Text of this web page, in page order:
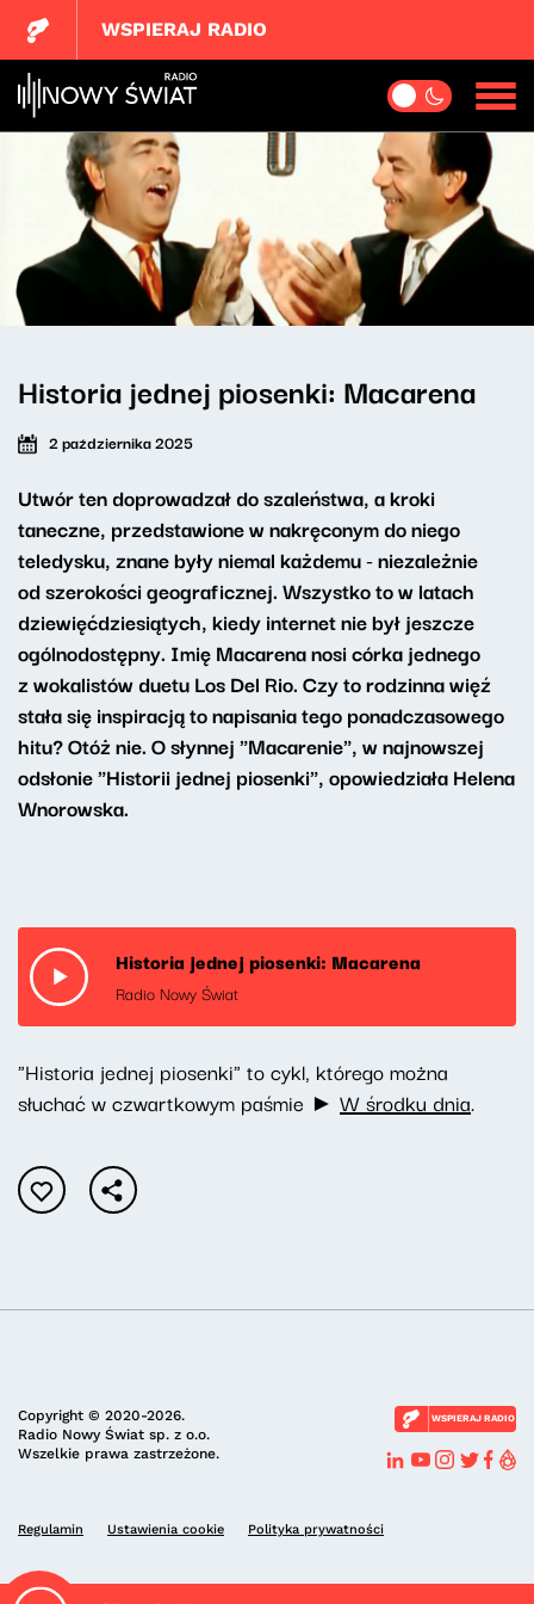
WSPIERAJ RADIO
Historia jednej piosenki: Macarena
2 października 2025
Utwór ten doprowadzał do szaleństwa, a kroki
taneczne, przedstawione w nakręconym do niego
teledysku, znane były niemal każdemu - niezależnie
od szerokości geograficznej. Wszystko to w latach
dziewięćdziesiątych, kiedy internet nie był jeszcze
ogólnodostępny. Imię Macarena nosi córka jednego
z wokalistów duetu Los Del Rio. Czy to rodzinna więź
stała się inspiracją to napisania tego ponadczasowego
hitu? Otóż nie. O słynnej "Macarenie", w najnowszej
odsłonie "Historii jednej piosenki", opowiedziała Helena
Wnorowska.
Historia jednej piosenki: Macarena
Radio Nowy Świat
"Historia jednej piosenki" to cykl, którego można
słuchać w czwartkowym paśmie ► W środku dnia.
Copyright © 2020-2026.
Radio Nowy Świat sp. z o.o.
Wszelkie prawa zastrzeżone.
WSPIERAJ RADIO
Regulamin Ustawienia cookie Polityka prywatności